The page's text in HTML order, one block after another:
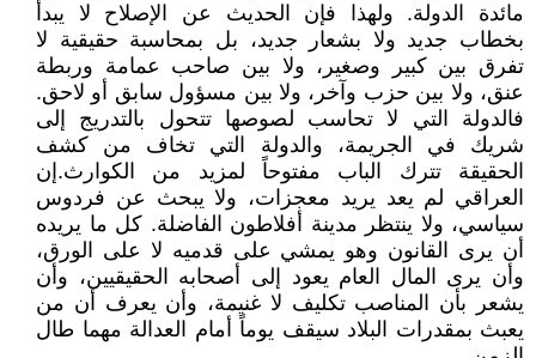
مائدة الدولة. ولهذا فإن الحديث عن الإصلاح لا يبدأ
بخطاب جديد ولا بشعار جديد، بل بمحاسبة حقيقية لا
تفرق بين كبير وصغير، ولا بين صاحب عمامة وربطة
عنق، ولا بين حزب وآخر، ولا بين مسؤول سابق أو لاحق.
فالدولة التي لا تحاسب لصوصها تتحول بالتدريج إلى
شريك في الجريمة، والدولة التي تخاف من كشف
الحقيقة تترك الباب مفتوحاً لمزيد من الكوارث.إن
العراقي لم يعد يريد معجزات، ولا يبحث عن فردوس
سياسي، ولا ينتظر مدينة أفلاطون الفاضلة. كل ما يريده
أن يرى القانون وهو يمشي على قدميه لا على الورق،
وأن يرى المال العام يعود إلى أصحابه الحقيقيين، وأن
يشعر بأن المناصب تكليف لا غنيمة، وأن يعرف أن من
يعبث بمقدرات البلاد سيقف يوماً أمام العدالة مهما طال